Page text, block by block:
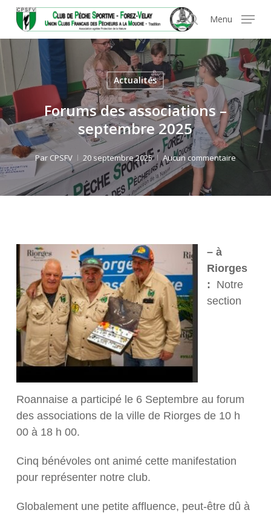
Panneau de gestion des cookies
main
content
search
Menu
Actualités
Forums des associations –
septembre 2025
Par CPSFV 20 septembre 2025 Aucun commentaire
– à
Riorges
: Notre
section
Roannaise a participé le 6 Septembre au forum
des associations de la ville de Riorges de 10 h
00 à 18 h 00.
Cinq bénévoles ont animé cette manifestation
pour représenter notre club.
Globalement une petite affluence, peut-être dû à